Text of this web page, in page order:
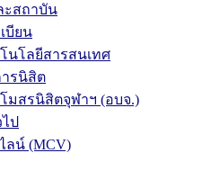
ะสถาบัน
บียน
นโลยีสารสนเทศ
รนิสิต
มสรนิสิตจุฬาฯ (อบจ.)
ป
ลน์ (MCV)